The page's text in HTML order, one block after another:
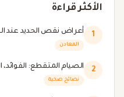
الأكثر قراءة
1 أعراض نقص الحديد عند
المعادن
2 الصيام المتقطع: الفوائد،
نصائح صحية